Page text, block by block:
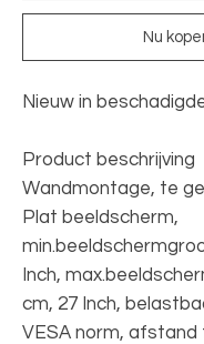
Nu
Nieuw in
Product beschrijving
Wandmontage, te
Plat beeldscherm,
Inch,
cm, 27 Inch,
VESA norm,